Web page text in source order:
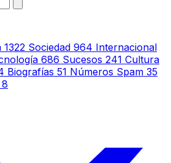
1322 Sociedad 964 Internacional
686 Sucesos 241 Cultura
Biografías 51 Números Spam 35
8